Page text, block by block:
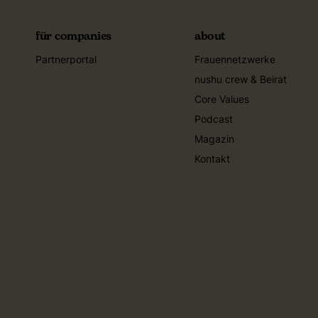
für companies
Partnerportal
about
Frauennetzwerke
nushu crew & Beirat
Core Values
Podcast
Magazin
Kontakt